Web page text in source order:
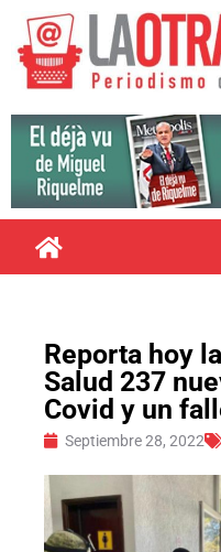
Reporta hoy
Salud 237
Covid y un
Septiembre 28, 2022